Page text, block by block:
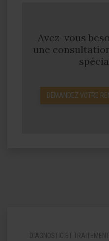
Avez-vous
une
DEMANDEZ VOTRE
DIAGNOSTIC ET